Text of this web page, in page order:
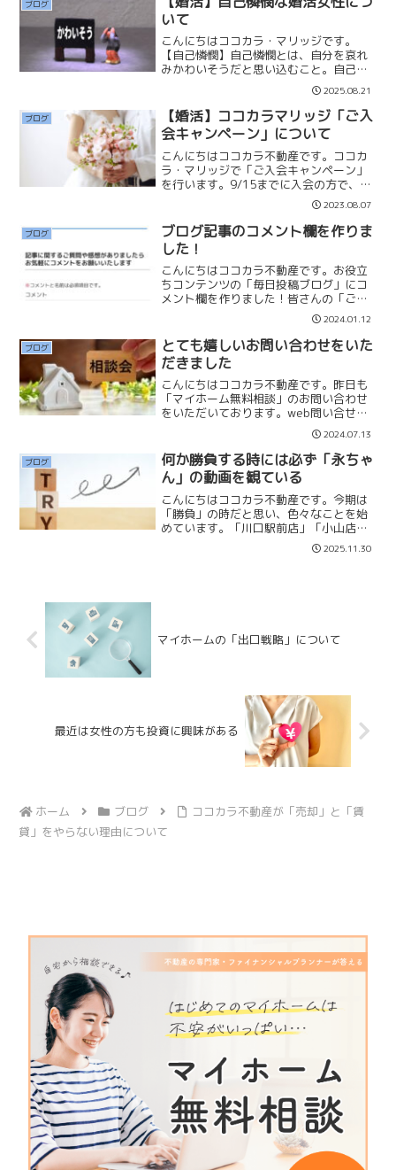
ブログ
いて
こんにちはココカラ・マリッジです。
【自己憐憫】自己憐憫とは、自分を哀れ
みかわいそうだと思い込むこと。自己憐
憫に陥る人は被害者意識が強く、他人の
同情を期待する傾向があるため、周囲に
は困った存在と見なされる場合がありま
す。自己憐憫の傾向がある方...
2025.08.21
ブログ
【婚活】ココカラマリッジ「ご入
会キャンペーン」について
こんにちはココカラ不動産です。ココカ
ラ・マリッジで「ご入会キャンペーン」
を行います。9/15までに入会の方で、先
着5名様限定で月会費を「5,500円」にい
たします。(諸条件有)【ご入会キャンペ
ーン内容】期間 : 9/15までの入会対象数
:...
2023.08.07
ブログ
ブログ記事のコメント欄を作りま
した！
こんにちはココカラ不動産です。お役立
ちコンテンツの「毎日投稿ブログ」にコ
メント欄を作りました！皆さんの「ご意
見」や「感想」を聞けたら嬉しいなと思
い、コメント欄をつけました。ブログ記
事について「そこは違うんじゃない
か？」「こういう考えはどうか...
2024.01.12
ブログ
とても嬉しいお問い合わせをいた
だきました
こんにちはココカラ不動産です。昨日も
「マイホーム無料相談」のお問い合わせ
をいただいております。web問い合せ
で、尚且つ夜の時間のみの面談にも関わ
らず、毎月沢山のお問い合わせいただい
て、本当にありがたいと思います。昨日
のお客様は私の「X」での...
2024.07.13
ブログ
何か勝負する時には必ず「永ちゃ
ん」の動画を観ている
こんにちはココカラ不動産です。今期は
「勝負」の時だと思い、色々なことを始
めています。「川口駅前店」「小山店の
建物」「吉祥寺の店舗」「大宮事務所の
増床で隣を賃貸借契約」「スタッフ採用
2025.11.30
マイホームの「出口戦略」について
最近は女性の方も投資に興味がある
ホーム ブログ
ココカラ不動産が「売却」と「賃
貸」をやらない理由について